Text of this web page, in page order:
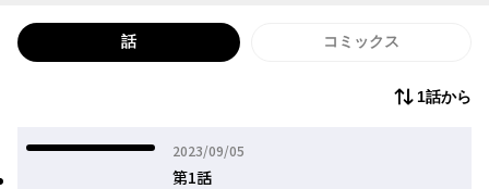
話 コミックス
1話から
2023/09/05
2023年09月05日
第1話